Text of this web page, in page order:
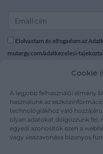
Cookie
A legjobb felhasználói élmény
használunk az
technológiákhoz való
olyan adatokat dolgozzunk fel,
egyedi azonosítók ezen a
vagy visszavonása bizonyos
Elolvastam és elfogadom az
mutargy.com/adatkezelesi-
Médiaajánlat
Karrier
Kapcsolat